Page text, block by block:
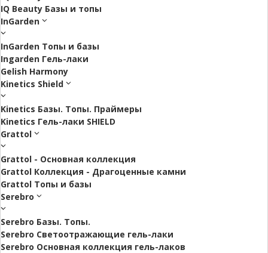
IQ Beauty Базы и топы
InGarden
InGarden Топы и базы
Ingarden Гель-лаки
Gelish Harmony
Kinetics Shield
Kinetics Базы. Топы. Праймеры
Kinetics Гель-лаки SHIELD
Grattol
Grattol - Oснoвнaя коллекция
Grattol Коллекция - Драгоценные камни
Grattol Топы и базы
Serebro
Serebro Базы. Топы.
Serebro Светоотражающие гель-лаки
Serebro Основная коллекция гель-лаков